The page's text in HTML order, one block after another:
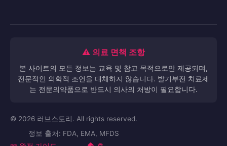
⚠️ 의료 면책 조항
본 사이트의 모든 정보는 교육 및 참고 목적으로만 제공되며,
전문적인 의학적 조언을 대체하지 않습니다. 발기부전 치료제
는 전문의약품으로 반드시 의사의 처방이 필요합니다.
© 2026 러브스토리. All rights reserved.
정보 출처: FDA, EMA, MFDS